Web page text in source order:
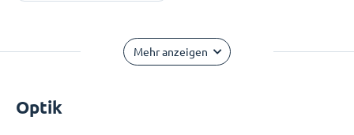
Mehr anzeigen
Optik